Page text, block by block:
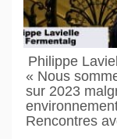
Philippe
« Nous
sur 2023
Rencontres